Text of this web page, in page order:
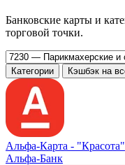
Банковские карты и
торговой точки.
Категории Кэшбэк на
Альфа‑Карта - "Красота"
Альфа-Банк